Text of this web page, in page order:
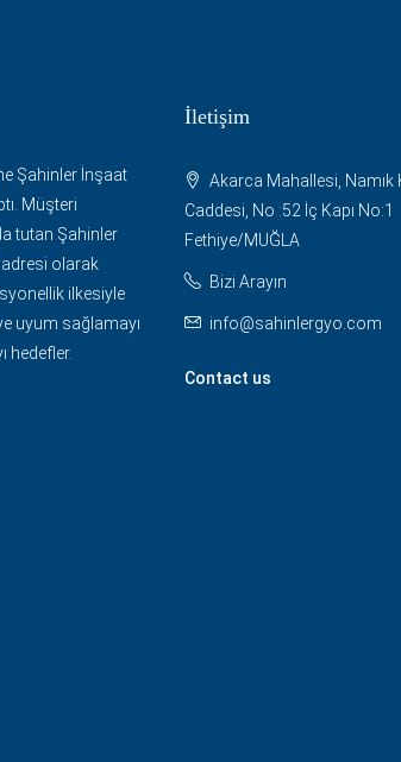
Şahinler İnşaat
Müşteri
tutan Şahinler
adresi olarak
ilkesiyle
uyum sağlamayı
hedefler.
İletişim
Akarca Mahallesi, Namık
Caddesi, No :52 İç Kapı No:1
Fethiye/MUĞLA
Bizi Arayın
info@sahinlergyo.com
Contact us